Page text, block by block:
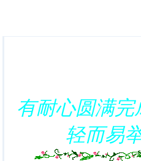
有耐心圆满
轻而易